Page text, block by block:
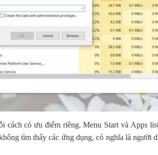
cách có ưu điểm riêng. Menu Start và Apps
tìm thấy các ứng dụng, có nghĩa là người